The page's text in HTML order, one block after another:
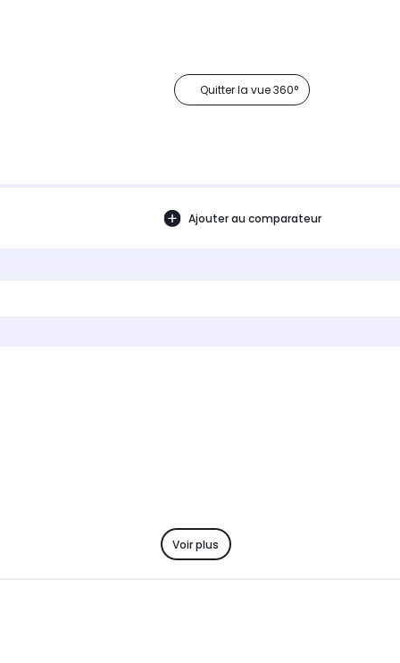
Quitter la vue 360°
Ajouter au comparateur
Voir plus